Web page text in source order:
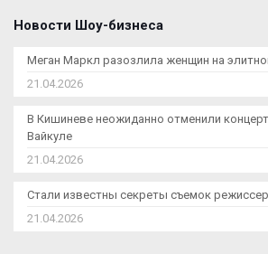
Новости Шоу-бизнеса
Меган Маркл разозлила женщин на
21.04.2026
В Кишиневе неожиданно отменили
Вайкуле
21.04.2026
Стали известны секреты съемок
21.04.2026